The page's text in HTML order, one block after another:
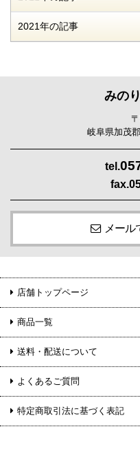
2021年の記事
みの
岐阜県加茂
tel.
メール
店舗トップページ
商品一覧
送料・配送について
よくあるご質問
特定商取引法に基づく表記